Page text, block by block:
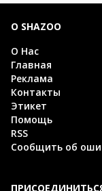
О SHAZOO
О Нас
Главная
Реклама
Контакты
Этикет
Помощь
RSS
Сообщить об